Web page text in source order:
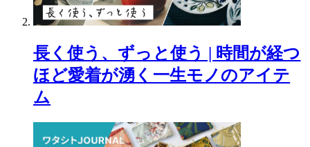
長く使う、ずっと使う | 時間が経つ
ほど愛着が湧く一生モノのアイテ
ム